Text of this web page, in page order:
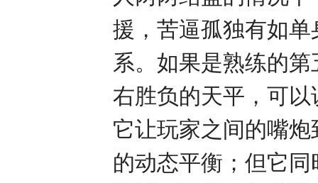
援，苦逼孤独有如
系。如果是熟练的
右胜负的天平，可
它让玩家之间的嘴
的动态平衡；但它